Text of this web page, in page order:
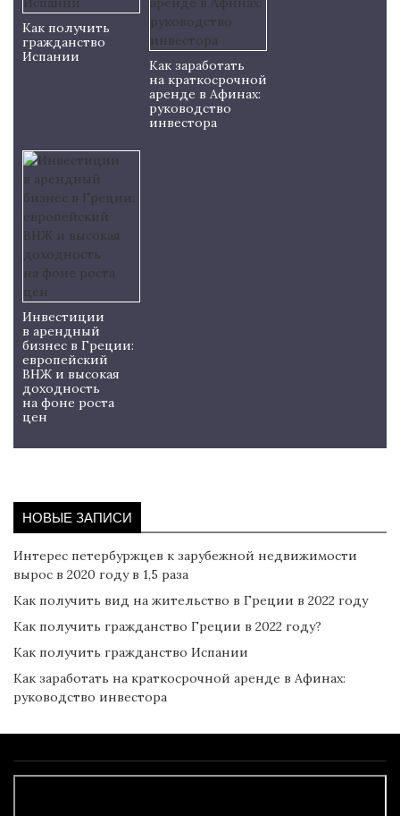
Как получить
гражданство
Испании
Как заработать
на краткосрочной
аренде в Афинах:
руководство
инвестора
Инвестиции
в арендный
бизнес в Греции:
европейский
ВНЖ и высокая
доходность
на фоне роста
цен
НОВЫЕ ЗАПИСИ
Интерес петербуржцев к зарубежной недвижимости
вырос в 2020 году в 1,5 раза
Как получить вид на жительство в Греции в 2022 году
Как получить гражданство Греции в 2022 году?
Как получить гражданство Испании
Как заработать на краткосрочной аренде в Афинах:
руководство инвестора